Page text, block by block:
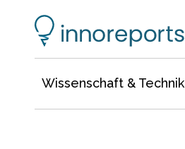
Wissenschaft & Technik